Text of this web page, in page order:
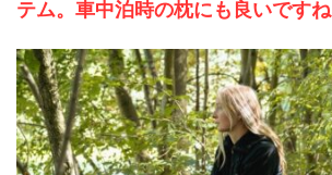
テム。車中泊時の枕にも良いですね